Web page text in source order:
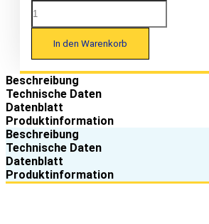
In den Warenkorb
Beschreibung
Technische Daten
Datenblatt
Produktinformation
Beschreibung
Technische Daten
Datenblatt
Produktinformation